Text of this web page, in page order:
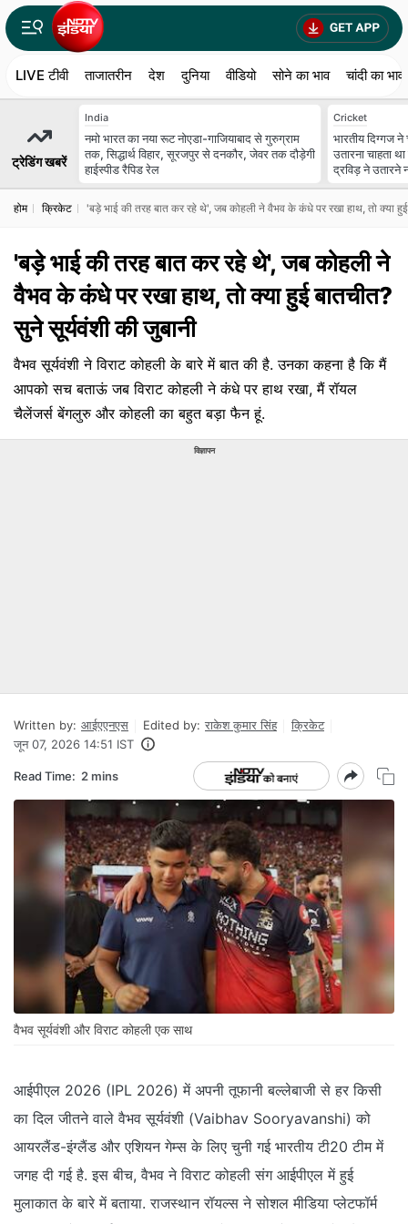
LIVE टीवी ताजातरीन देश दुनिया वीडियो सोने का भाव चांदी का भाव
ट्रेडिंग खबरें
India
नमो भारत का नया रूट नोएडा-गाजियाबाद से गुरुग्राम
तक, सिद्धार्थ विहार, सूरजपुर से दनकौर, जेवर तक दौड़ेगी
हाईस्पीड रैपिड रेल
Cricket
भारतीय दिग्गज ने
उतारना चाहता
द्रविड़ ने उतारने
होम क्रिकेट 'बड़े भाई की तरह बात कर रहे थे', जब कोहली ने वैभव के कंधे पर रखा हाथ, तो क्या हुई
'बड़े भाई की तरह बात कर रहे थे', जब कोहली ने
वैभव के कंधे पर रखा हाथ, तो क्या हुई बातचीत?
सुने सूर्यवंशी की जुबानी
वैभव सूर्यवंशी ने विराट कोहली के बारे में बात की है. उनका कहना है कि मैं
आपको सच बताऊं जब विराट कोहली ने कंधे पर हाथ रखा, मैं रॉयल
चैलेंजर्स बेंगलुरु और कोहली का बहुत बड़ा फैन हूं.
विज्ञापन
Written by: आईएएनएस Edited by: राकेश कुमार सिंह
क्रिकेट
जून 07, 2026 14:51 IST
Read Time: 2 mins
वैभव सूर्यवंशी और विराट कोहली एक साथ
आईपीएल 2026 (IPL 2026) में अपनी तूफानी बल्लेबाजी से हर किसी
का दिल जीतने वाले वैभव सूर्यवंशी (Vaibhav Sooryavanshi) को
आयरलैंड-इंग्लैंड और एशियन गेम्स के लिए चुनी गई भारतीय टी20 टीम में
जगह दी गई है. इस बीच, वैभव ने विराट कोहली संग आईपीएल में हुई
मुलाकात के बारे में बताया. राजस्थान रॉयल्स ने सोशल मीडिया प्लेटफॉर्म